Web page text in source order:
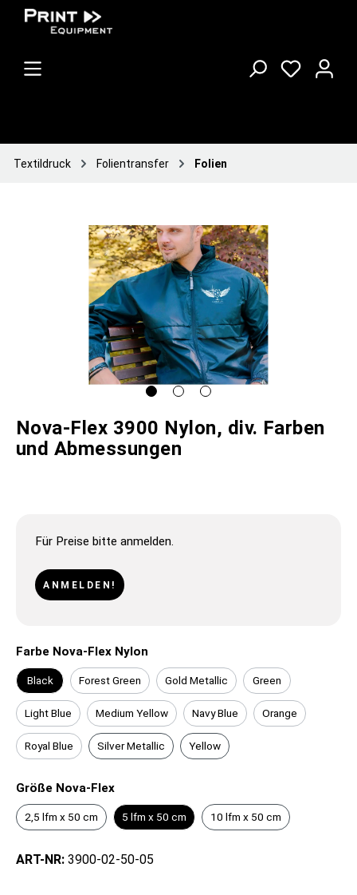
Textildruck Folientransfer Folien
Nova-Flex 3900 Nylon, div. Farben
und Abmessungen
Für Preise bitte anmelden.
ANMELDEN!
Farbe Nova-Flex Nylon
Black Forest Green Gold Metallic Green
Light Blue Medium Yellow Navy Blue Orange
Royal Blue Silver Metallic Yellow
Größe Nova-Flex
2,5 lfm x 50 cm 5 lfm x 50 cm 10 lfm x 50 cm
ART-NR: 3900-02-50-05